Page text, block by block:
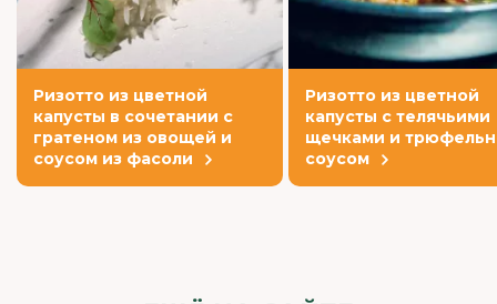
Ризотто из цветной
капусты в сочетании с
гратеном из овощей и
соусом из фасоли
Ризотто из цветной
капусты с телячьими
щечками и
соусом